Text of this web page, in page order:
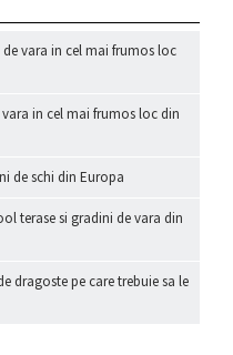
vara in cel mai frumos loc
in cel mai frumos loc din
de schi din Europa
terase si gradini de vara din
dragoste pe care trebuie sa le